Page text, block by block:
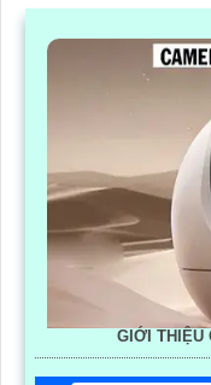
GIỚI THIỆU